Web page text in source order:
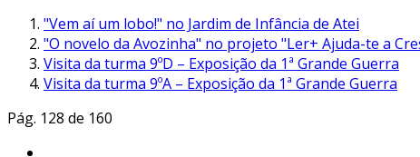
"Vem aí um lobo!" no Jardim de Infância de Atei
"O novelo da Avozinha" no projeto "Ler+ Ajuda-te a
Visita da turma 9ºD – Exposição da 1ª Grande Guerra
Visita da turma 9ºA – Exposição da 1ª Grande Guerra
Pág. 128 de 160